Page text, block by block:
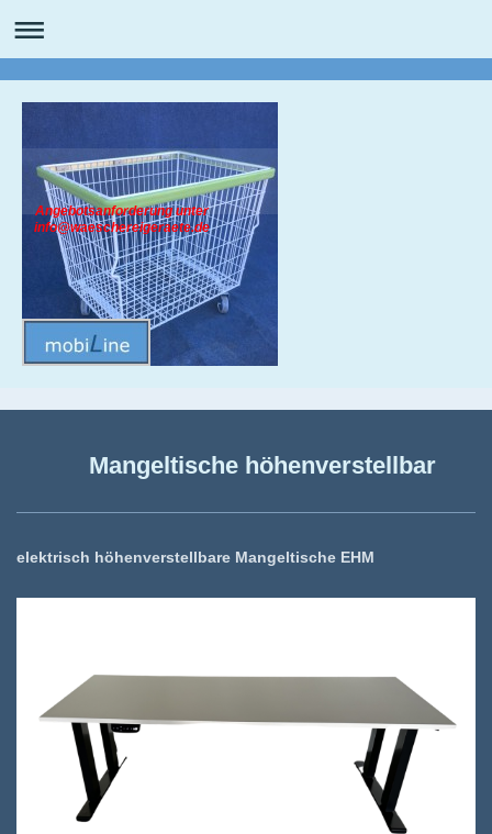
Angebotsanforderung unter
info@waeschereigeraete.de
Mangeltische höhenverstellbar
elektrisch höhenverstellbare Mangeltische EHM